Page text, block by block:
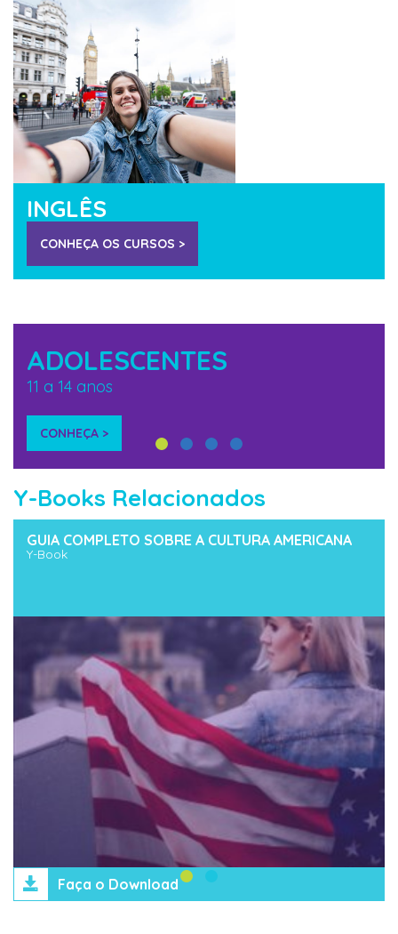
INGLÊS
CONHEÇA OS CURSOS >
ADOLESCENTES
11 a 14 anos
CONHEÇA >
Y-Books Relacionados
GUIA COMPLETO SOBRE A CULTURA AMERICANA
Y-Book
Faça o Download